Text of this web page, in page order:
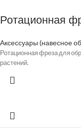
Ротационная
Аксессуары (навесное
Ротационная фреза для
растений.